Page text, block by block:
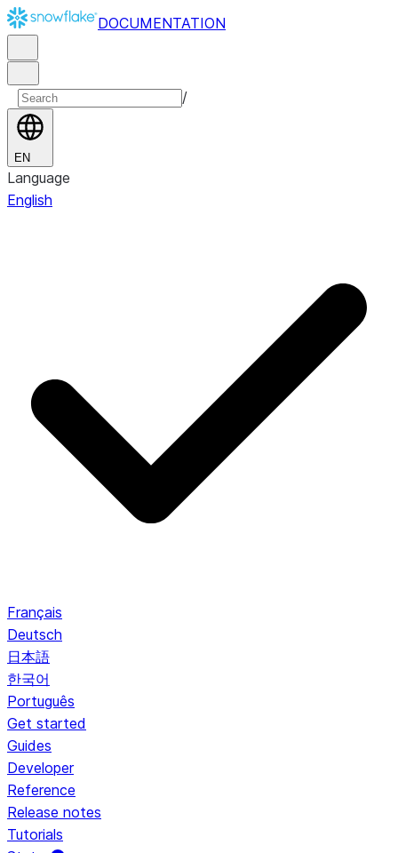
DOCUMENTATION
/
EN
Language
English
Français
Deutsch
日本語
한국어
Português
Get started
Guides
Developer
Reference
Release notes
Tutorials